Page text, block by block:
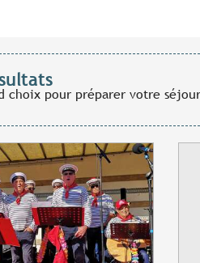
choix pour préparer votre séjour